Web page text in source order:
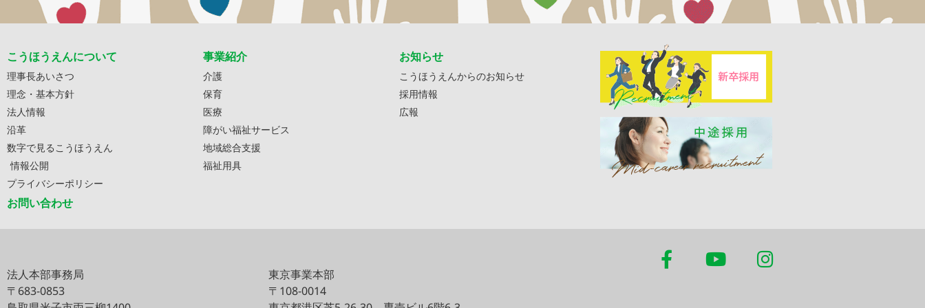
こうほうえんについて
理事長あいさつ
理念・基本方針
法人情報
沿革
数字で見るこうほうえん
情報公開
プライバシーポリシー
お問い合わせ
事業紹介
介護
保育
医療
障がい福祉サービス
地域総合支援
福祉用具
お知らせ
こうほうえんからのお知らせ
採用情報
広報
法人本部事務局
〒683-0853
東京事業本部
〒108-0014